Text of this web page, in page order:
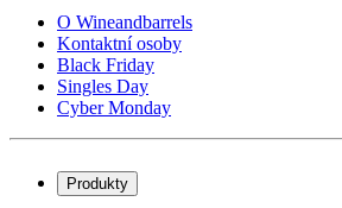
O Wineandbarrels
Kontaktní osoby
Black Friday
Singles Day
Cyber Monday
Produkty